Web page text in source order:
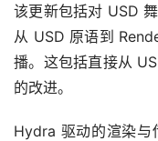
该更新包括对 USD
从 USD 原语到
播。这包括直接从
的改进。
Hydra 驱动的渲染与